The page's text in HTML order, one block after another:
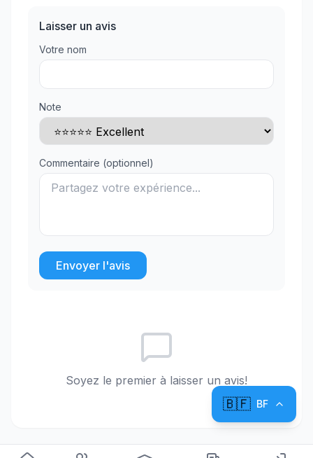
Laisser un avis
Votre nom
Note
Commentaire (optionnel)
Envoyer l'avis
Soyez le premier à laisser un avis!
🇧🇫 BF